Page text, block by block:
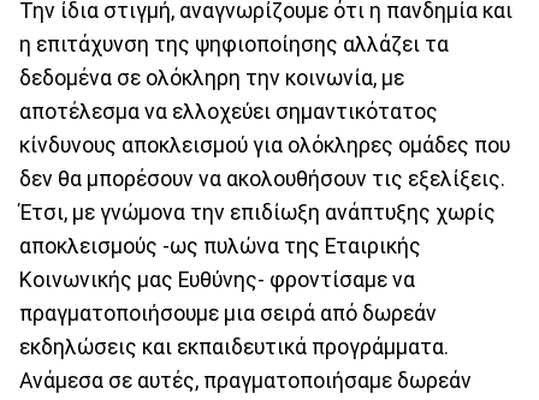
Την ίδια στιγμή, αναγνωρίζουμε ότι η πανδημία και
η επιτάχυνση της ψηφιοποίησης αλλάζει τα
δεδομένα σε ολόκληρη την κοινωνία, με
αποτέλεσμα να ελλοχεύει σημαντικότατος
κίνδυνους αποκλεισμού για ολόκληρες ομάδες που
δεν θα μπορέσουν να ακολουθήσουν τις εξελίξεις.
Έτσι, με γνώμονα την επιδίωξη ανάπτυξης χωρίς
αποκλεισμούς -ως πυλώνα της Εταιρικής
Κοινωνικής μας Ευθύνης- φροντίσαμε να
πραγματοποιήσουμε μια σειρά από δωρεάν
εκδηλώσεις και εκπαιδευτικά προγράμματα.
Ανάμεσα σε αυτές, πραγματοποιήσαμε δωρεάν